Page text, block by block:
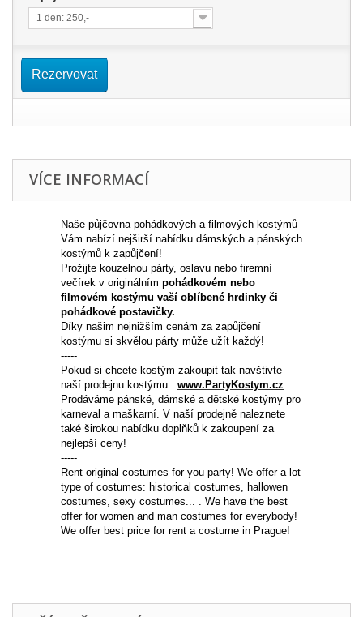
1 den: 250,-
Rezervovat
VÍCE INFORMACÍ
Naše půjčovna pohádkových a filmových kostýmů
Vám nabízí nejširší nabídku dámských a pánských
kostýmů k zapůjčení!
Prožijte kouzelnou párty, oslavu nebo firemní
večírek v originálním pohádkovém nebo
filmovém kostýmu vaší oblíbené hrdinky či
pohádkové postavičky.
Díky našim nejnižším cenám za zapůjčení
kostýmu si skvělou párty může užít každý!
-----
Pokud si chcete kostým zakoupit tak navštivte
naší prodejnu kostýmu : www.PartyKostym.cz
Prodáváme pánské, dámské a dětské kostýmy pro
karneval a maškarní. V naší prodejně naleznete
také širokou nabídku doplňků k zakoupení za
nejlepší ceny!
-----
Rent original costumes for you party! We offer a lot
type of costumes: historical costumes, hallowen
costumes , sexy costumes ... . We have the best
offer for women and man costumes for everybody!
We offer best price for rent a costume in Prague!